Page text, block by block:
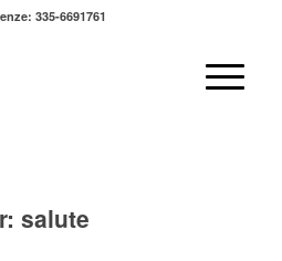
335-6691761
salute